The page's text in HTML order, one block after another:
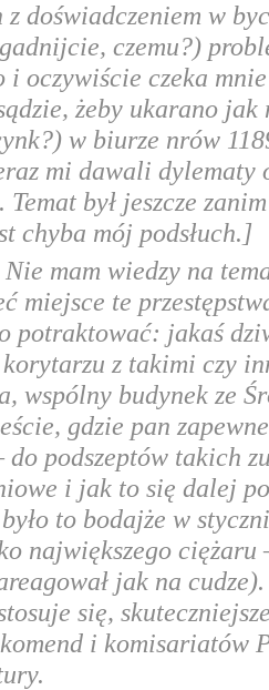
z doświadczeniem w
czemu?)
oczywiście czeka
żeby ukarano
w biurze nrów
mi dawali dylematy
Temat był jeszcze
chyba mój podsłuch.]
mam wiedzy na
miejsce te
potraktować: jakaś
z takimi czy
wspólny budynek ze
gdzie pan
podszeptów takich
i jak to się dalej
to bodajże w
największego
jak na
się,
i komisariatów